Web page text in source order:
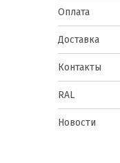
Оплата
Доставка
Контакты
RAL
Новости